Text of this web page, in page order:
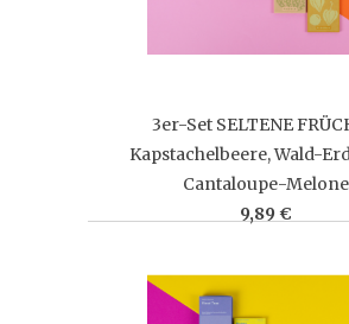
3er-Set SELTENE
Kapstachelbeere, Wald-
Cantaloupe-Melone
9,89 €